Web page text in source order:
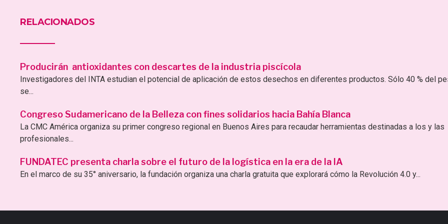
RELACIONADOS
Producirán antioxidantes con descartes de la industria piscícola
Investigadores del INTA estudian el potencial de aplicación de estos desechos en diferentes productos. Sólo 40 % del
se...
Congreso Sudamericano de la Belleza con fines solidarios hacia Bahía Blanca
La CMC América organiza su primer congreso regional en Buenos Aires para recaudar herramientas destinadas a los y las
profesionales...
FUNDATEC presenta charla sobre el futuro de la logística en la era de la IA
En el marco de su 35° aniversario, la fundación organiza una charla gratuita que explorará cómo la Revolución 4.0 y...